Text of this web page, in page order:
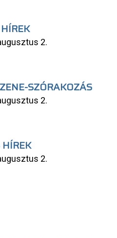
2.
SZÓRAKOZÁS
2.
HÍREK
2.